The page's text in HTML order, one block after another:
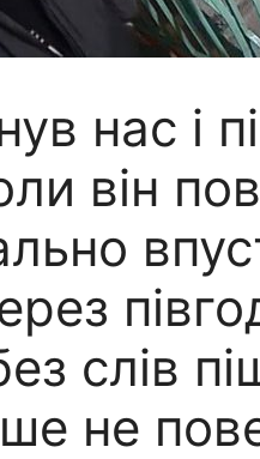
нас і
він
слів
не